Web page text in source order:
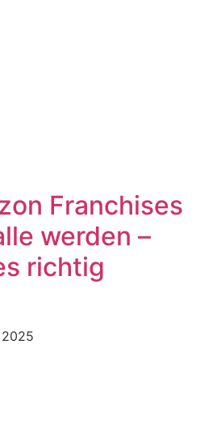
Franchises
werden –
richtig